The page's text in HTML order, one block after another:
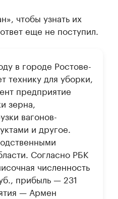
чтобы узнать их
еще не поступил.
в городе Ростове-
технику для уборки,
предприятие
зерна,
вагонов-
и другое.
Согласно РБК
численность
прибыль — 231
— Армен